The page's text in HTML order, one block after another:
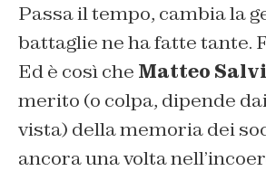
Passa il tempo, cambia la
battaglie ne ha fatte tante.
Ed è così che Matteo
merito (o colpa, dipende
vista) della memoria dei
ancora una volta